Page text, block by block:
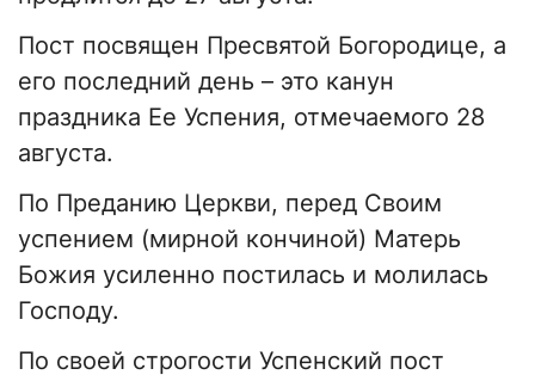
Пост посвящен Пресвятой Богородице, а
его последний день – это канун
праздника Ее Успения, отмечаемого 28
августа.
По Преданию Церкви, перед Своим
успением (мирной кончиной) Матерь
Божия усиленно постилась и молилась
Господу.
По своей строгости Успенский пост